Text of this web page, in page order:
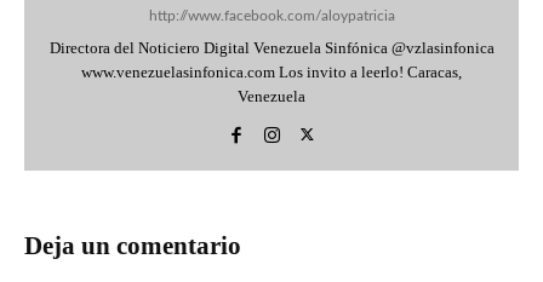
http://www.facebook.com/aloypatricia
Directora del Noticiero Digital Venezuela Sinfónica @vzlasinfonica
www.venezuelasinfonica.com Los invito a leerlo! Caracas,
Venezuela
Deja un comentario